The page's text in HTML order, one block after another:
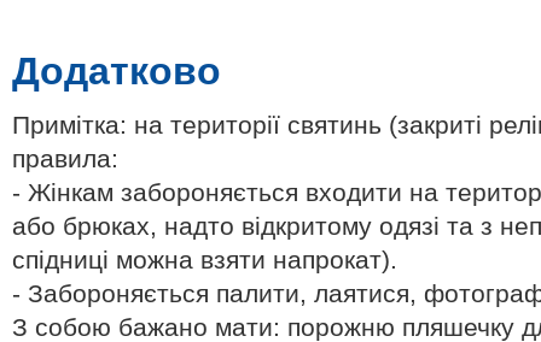
Додатково
Примітка: на території святинь (закриті
правила:
- Жінкам забороняється входити на
або брюках, надто відкритому одязі та з
спідниці можна взяти напрокат).
- Забороняється палити, лаятися,
З собою бажано мати: порожню пляшечку